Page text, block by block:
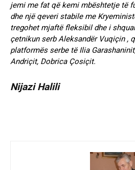
jemi me fat që kemi mbështetje të
dhe një qeveri stabile me
tregohet mjaftë fleksibil dhe i
çetnikun serb Aleksandër Vuqiçin ,
platformës serbe të Ilia
Andriçit, Dobrica Çosiçit.
Nijazi Halili